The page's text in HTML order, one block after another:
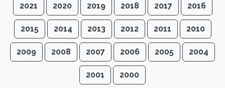
2021 2020 2019 2018 2017 2016
2015 2014 2013 2012 2011 2010
2009 2008 2007 2006 2005 2004
2001 2000